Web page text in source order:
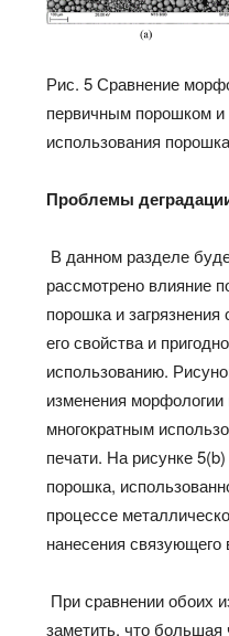
Рис. 5 Сравнение
первичным порошком и
использования порошка
Проблемы
В данном разделе
рассмотрено влияние
порошка и
его свойства и
использованию.
изменения
многократным
печати. На рисунке
порошка,
процессе
нанесения
При сравнении обоих
заметить, что большая